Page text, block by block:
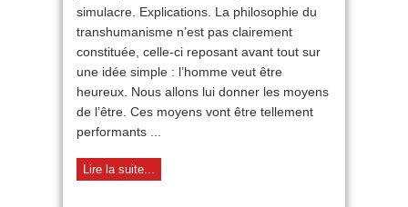
simulacre. Explications. La philosophie du
transhumanisme n’est pas clairement
constituée, celle-ci reposant avant tout sur
une idée simple : l’homme veut être
heureux. Nous allons lui donner les moyens
de l’être. Ces moyens vont être tellement
performants ...
Lire la suite...